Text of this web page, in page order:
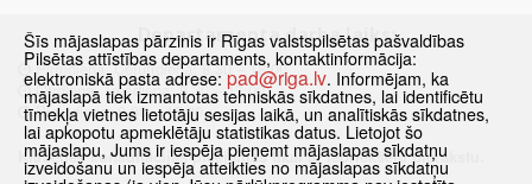
Departamenta darba laiks:
Pirmdiena, Ceturtdiena: 8.30 – 18.00
Otrdiena, Trešdiena: 8.30 – 17.00
Piektdiena: 8.30 – 15.00
Klātienes konsultācijas pieejamas tikai ar iepriekšēju pierakstu.
Šīs mājaslapas pārzinis ir Rīgas valstspilsētas pašvaldības
Pilsētas attīstības departaments, kontaktinformācija:
elektroniskā pasta adrese: pad@riga.lv. Informējam, ka
mājaslapā tiek izmantotas tehniskās sīkdatnes, lai identificētu
tīmekļa vietnes lietotāju sesijas laikā, un analītiskās sīkdatnes,
lai apkopotu apmeklētāju statistikas datus. Lietojot šo
mājaslapu, Jums ir iespēja pieņemt mājaslapas sīkdatņu
izveidošanu un iespēja atteikties no mājaslapas sīkdatņu